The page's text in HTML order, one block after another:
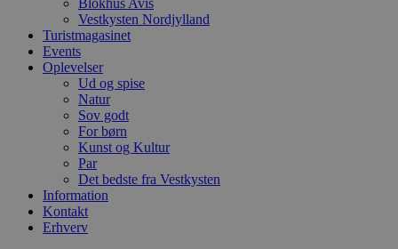
Blokhus Avis
Vestkysten Nordjylland
Turistmagasinet
Events
Oplevelser
Ud og spise
Natur
Sov godt
For børn
Kunst og Kultur
Par
Det bedste fra Vestkysten
Information
Kontakt
Erhverv